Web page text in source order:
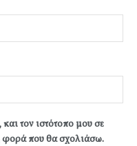
τον ιστότοπο μου σε
φορά που θα σχολιάσω.